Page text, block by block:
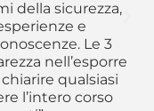
della sicurezza,
e
Le 3
nell’esporre
qualsiasi
l’intero corso